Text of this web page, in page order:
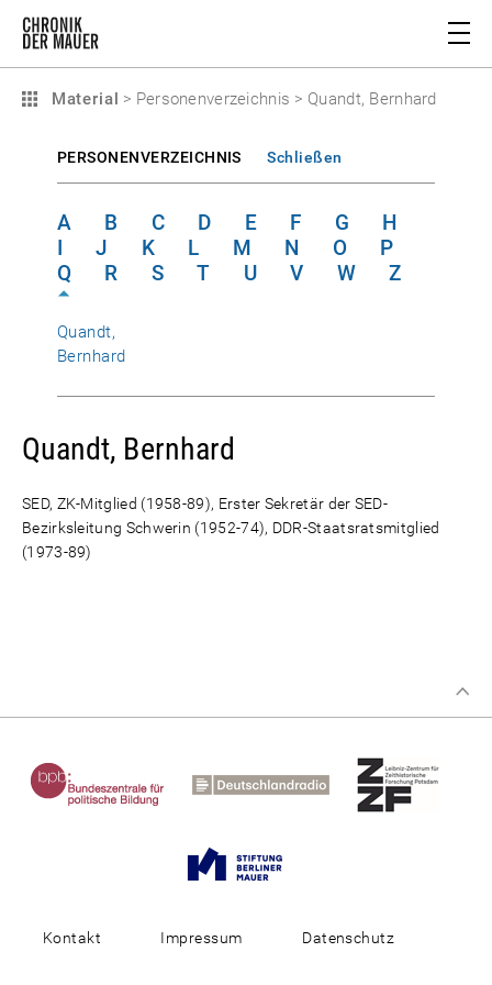
Material > Personenverzeichnis > Quandt, Bernhard
PERSONENVERZEICHNIS Schließen
A B C D E F G
H
I
J K L M N O
P
Q
R S T U V W Z
Quandt,
Bernhard
Quandt, Bernhard
SED, ZK-Mitglied (1958-89), Erster Sekretär der SED-
Bezirksleitung Schwerin (1952-74), DDR-Staatsratsmitglied
(1973-89)
Kontakt Impressum Datenschutz